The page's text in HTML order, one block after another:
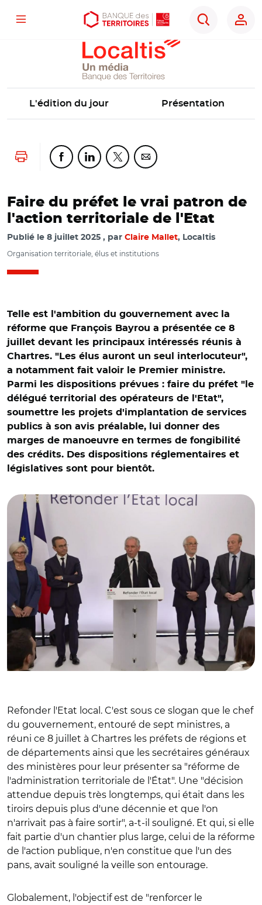
Aller
Aller
Ouvrir
d'accessibilité
Menu
Rechercher
Localtis
L'édition du jour Présentation
Lancer l'impressionPartager cette page sur Facebook
Partager cette page sur Linkedin
Partager cette page sur Twitter
Partager cette page sur
Faire du préfet le vrai patron de
l'action territoriale de l'Etat
Publié le 8 juillet 2025 par Claire Mallet, Localtis
Organisation territoriale, élus et institutions
Telle est l'ambition du gouvernement avec la
réforme que François Bayrou a présentée ce 8
juillet devant les principaux intéressés réunis à
Chartres. "Les élus auront un seul interlocuteur",
a notamment fait valoir le Premier ministre.
Parmi les dispositions prévues : faire du préfet "le
délégué territorial des opérateurs de l'Etat",
soumettre les projets d'implantation de services
publics à son avis préalable, lui donner des
marges de manoeuvre en termes de fongibilité
des crédits. Des dispositions réglementaires et
législatives sont pour bientôt.
© Capture vidéo @gouvernementFR/ Catherine Vautrin,
Bruno Retailleau François Bayrou, François Rebsamen et
Refonder l'Etat local. C'est sous ce slogan que le chef
du gouvernement, entouré de sept ministres, a
réuni ce 8 juillet à Chartres les préfets de régions et
de départements ainsi que les secrétaires généraux
des ministères pour leur présenter sa "réforme de
l'administration territoriale de l'État". Une "décision
attendue depuis très longtemps, qui était dans les
tiroirs depuis plus d'une décennie et que l'on
n'arrivait pas à faire sortir", a-t-il souligné. Et qui, si elle
fait partie d'un chantier plus large, celui de la réforme
de l'action publique, n'en constitue que l'un des
pans, avait souligné la veille son entourage.
Globalement, l'objectif est de "renforcer le